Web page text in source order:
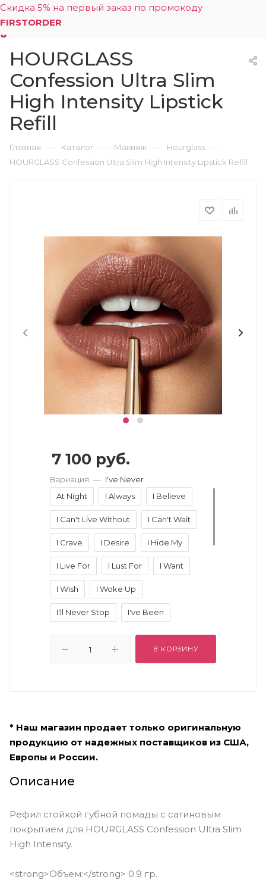
Скидка 5% на первый заказ по промокоду
FIRSTORDER
0
HOURGLASS
Confession Ultra Slim
High Intensity Lipstick
Refill
Главная — Каталог — Макияж — Hourglass —
HOURGLASS Confession Ultra Slim High Intensity Lipstick Refill
7 100 руб.
Вариация — I've Never
At Night
I Always I Believe
I Can't Live Without I Can't Wait
I Crave I Desire I Hide My
I Live For I Lust For I Want
I Wish I Woke Up
I'll Never Stop I've Been
I've Never
One Time Secretly
В КОРЗИНУ
* Наш магазин продает только оригинальную
продукцию от надежных поставщиков из США,
Европы и России.
Описание
Рефил стойкой губной помады с сатиновым
покрытием для HOURGLASS Confession Ultra Slim
High Intensity.
<strong>Объем:</strong> 0.9 гр.